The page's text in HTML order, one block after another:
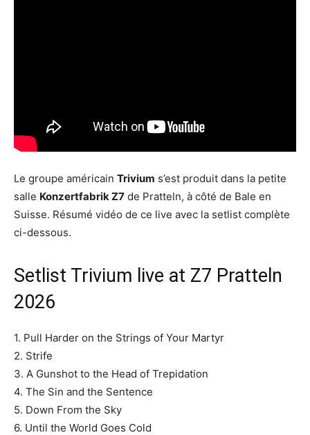
Le groupe américain Trivium s’est produit dans la petite
salle Konzertfabrik Z7 de Pratteln, à côté de Bale en
Suisse. Résumé vidéo de ce live avec la setlist complète
ci-dessous.
Setlist Trivium live at Z7 Pratteln
2026
1. Pull Harder on the Strings of Your Martyr
2. Strife
3. A Gunshot to the Head of Trepidation
4. The Sin and the Sentence
5. Down From the Sky
6. Until the World Goes Cold